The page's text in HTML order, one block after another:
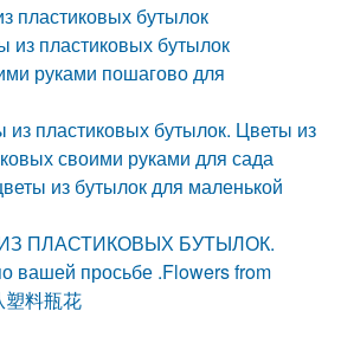
пластиковых бутылок
из пластиковых бутылок
руками пошагово для
из пластиковых бутылок. Цветы из
своими руками для сада
из бутылок для маленькой
ПЛАСТИКОВЫХ БУТЫЛОК.
вашей просьбе .Flowers from
塑料瓶花